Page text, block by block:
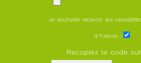
Je souhaite recevoir les
d'Yzeron :
Recopiez le code